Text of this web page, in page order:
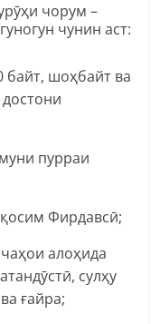
чорум –
чунин аст:
байт, шоҳбайт ва
пурраи
Фирдавсӣ;
алоҳида
сулҳу
ғайра;